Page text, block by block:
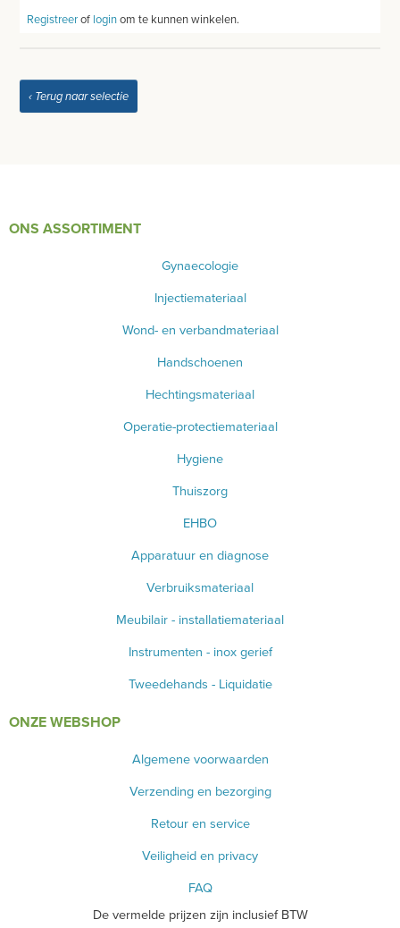
Registreerof loginom te kunnen winkelen.
‹ Terug naar selectie
ONS ASSORTIMENT
Gynaecologie
Injectiemateriaal
Wond- en verbandmateriaal
Handschoenen
Hechtingsmateriaal
Operatie-protectiemateriaal
Hygiene
Thuiszorg
EHBO
Apparatuur en diagnose
Verbruiksmateriaal
Meubilair - installatiemateriaal
Instrumenten - inox gerief
Tweedehands - Liquidatie
ONZE WEBSHOP
Algemene voorwaarden
Verzending en bezorging
Retour en service
Veiligheid en privacy
FAQ
De vermelde prijzen zijn inclusief BTW